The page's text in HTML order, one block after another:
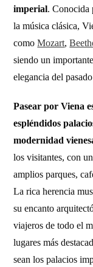
imperial. Conocida
la música clásica,
comoMozart,
siendo un
elegancia del
Pasear por Viena
espléndidos
modernidad
los visitantes, con
amplios parques,
La rica herencia
su encanto
viajeros de todo el
lugares más
sean los palacios